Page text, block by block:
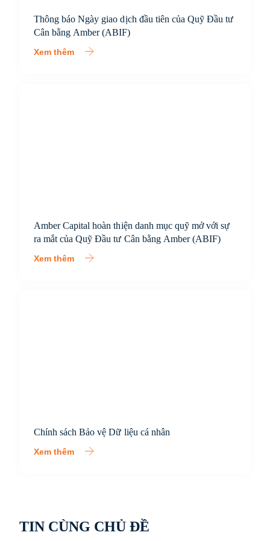
Thông báo Ngày giao dịch đầu tiên của Quỹ Đầu tư
Cân bằng Amber (ABIF)
Xem thêm
Amber Capital hoàn thiện danh mục quỹ mở với sự
ra mắt của Quỹ Đầu tư Cân bằng Amber (ABIF)
Xem thêm
Chính sách Bảo vệ Dữ liệu cá nhân
Xem thêm
TIN CÙNG CHỦ ĐỀ